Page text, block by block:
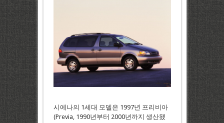
시에나의 1세대 모델은 1997년 프리비아
(Previa, 1990년부터 2000년까지 생산됐